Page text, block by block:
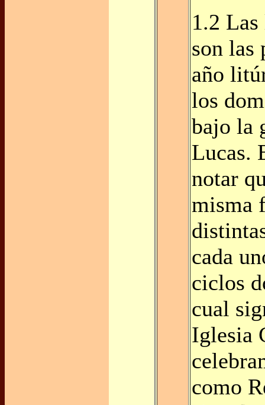
1.2
son las
año
los
bajo la
Lucas.
notar
misma
cada
ciclos
cual
Iglesia
como